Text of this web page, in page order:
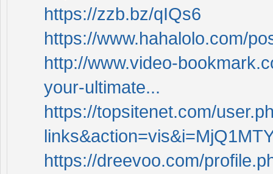
https://zzb.bz/qIQs6
https://www.hahalolo.com/
http://www.video-
your-ultimate...
https://topsitenet.com/
https://dreevoo.com/